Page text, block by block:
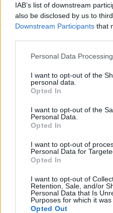
IAB’s list of downstream
also be disclosed by us to
Downstream Participants that
Personal Data
I want to opt-out of the
personal data.
Opted In
I want to opt-out of the
Personal Data.
Opted In
I want to opt-out of
Personal Data for
Opted In
I want to opt-out of
Retention, Sale, and/or
Personal Data that Is
Purposes for which it was
Opted Out
T.& B. SRL 0-1 milioni
Visualizza
provincia